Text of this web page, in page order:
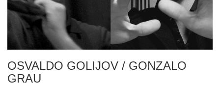
OSVALDO GOLIJOV / GONZALO
GRAU